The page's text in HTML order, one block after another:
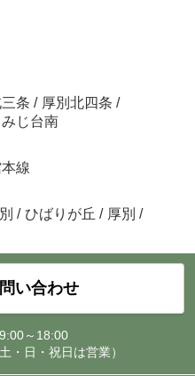
条 / 厚別北四条 /
みじ台南
線
/ ひばりが丘 / 厚別 /
い合わせ
～18:00
・日・祝日は営業）